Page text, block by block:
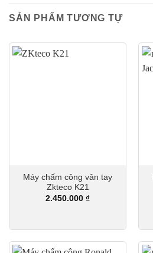
SẢN PHẨM TƯƠNG TỰ
Máy chấm công vân tay
Zkteco K21
2.450.000 ₫